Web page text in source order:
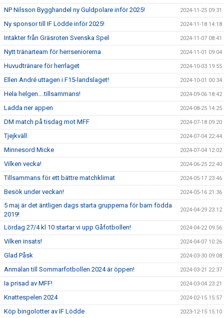
NP Nilsson Bygghandel ny Guldpolare inför 2025! 2024-11-25 09:31
Ny sponsor till IF Lödde inför 2025! 2024-11-18 14:18
Intäkter från Gräsroten Svenska Spel 2024-11-07 08:41
Nytt tränarteam för herrseniorerna 2024-11-01 09:04
Huvudtränare för herrlaget 2024-10-03 19:55
Ellen André uttagen i F15-landslaget! 2024-10-01 00:34
Hela helgen….tillsammans! 2024-09-06 18:42
Ladda ner appen 2024-08-25 14:25
DM match på tisdag mot MFF 2024-07-18 09:20
Tjejkväll 2024-07-04 22:44
Minnesord Micke 2024-07-04 12:02
Vilken vecka! 2024-06-25 22:40
Tillsammans för ett bättre matchklimat 2024-05-17 23:46
Besök under veckan! 2024-05-16 21:36
5 maj är det äntligen dags starta grupperna för barn födda
2019!
2024-04-29 23:12
Lördag 27/4 kl 10 startar vi upp Gåfotbollen! 2024-04-22 09:56
Vilken insats! 2024-04-07 10:26
Glad Påsk 2024-03-30 09:08
Anmälan till Sommarfotbollen 2024 är öppen! 2024-03-21 22:37
Ia prisad av MFF! 2024-03-04 23:21
Knattespelen 2024 2024-02-15 15:57
Köp bingolotter av IF Lödde 2023-12-15 15:10